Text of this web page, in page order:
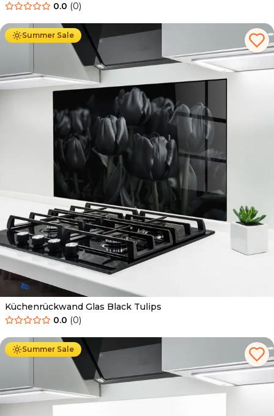
0.0 (0)
Summer Sale
Ab 69.90 € 34.90
Küchenrückwand Glas Black Tulips
0.0 (0)
Summer Sale
Ab 69.90 € 34.90